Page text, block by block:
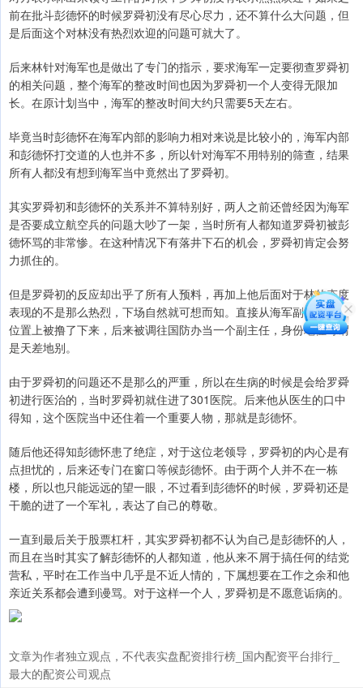
前在批斗彭德怀的时候罗舜初没有尽心尽力，还不算什么大问题，但
是后面这个对林没有热烈欢迎的问题可就大了。
后来林针对海军也是做出了专门的指示，要求海军一定要彻查罗舜初
的相关问题，整个海军的整改时间也因为罗舜初一个人变得无限加
长。在原计划当中，海军的整改时间大约只需要5天左右。
毕竟当时彭德怀在海军内部的影响力相对来说是比较小的，海军内部
和彭德怀打交道的人也并不多，所以针对海军不用特别的筛查，结果
所有人都没有想到海军当中竟然出了罗舜初。
其实罗舜初和彭德怀的关系并不算特别好，两人之前还曾经因为海军
是否要成立航空兵的问题大吵了一架，当时所有人都知道罗舜初被彭
德怀骂的非常惨。在这种情况下有落井下石的机会，罗舜初肯定会努
力抓住的。
但是罗舜初的反应却出乎了所有人预料，再加上他后面对于林的态度
表现的不是那么热烈，下场自然就可想而知。直接从海军副司令员的
位置上被撸了下来，后来被调往国防办当一个副主任，身份地位可谓
是天差地别。
由于罗舜初的问题还不是那么的严重，所以在生病的时候是会给罗舜
初进行医治的，当时罗舜初就住进了301医院。后来他从医生的口中
得知，这个医院当中还住着一个重要人物，那就是彭德怀。
随后他还得知彭德怀患了绝症，对于这位老领导，罗舜初的内心是有
点担忧的，后来还专门在窗口等候彭德怀。由于两个人并不在一栋
楼，所以也只能远远的望一眼，不过看到彭德怀的时候，罗舜初还是
干脆的进了一个军礼，表达了自己的尊敬。
一直到最后关于股票杠杆，其实罗舜初都不认为自己是彭德怀的人，
而且在当时其实了解彭德怀的人都知道，他从来不屑于搞任何的结党
营私，平时在工作当中几乎是不近人情的，下属想要在工作之余和他
亲近关系都会遭到谩骂。对于这样一个人，罗舜初是不愿意诟病的。
文章为作者独立观点，不代表实盘配资排行榜_国内配资平台排行_
最大的配资公司观点